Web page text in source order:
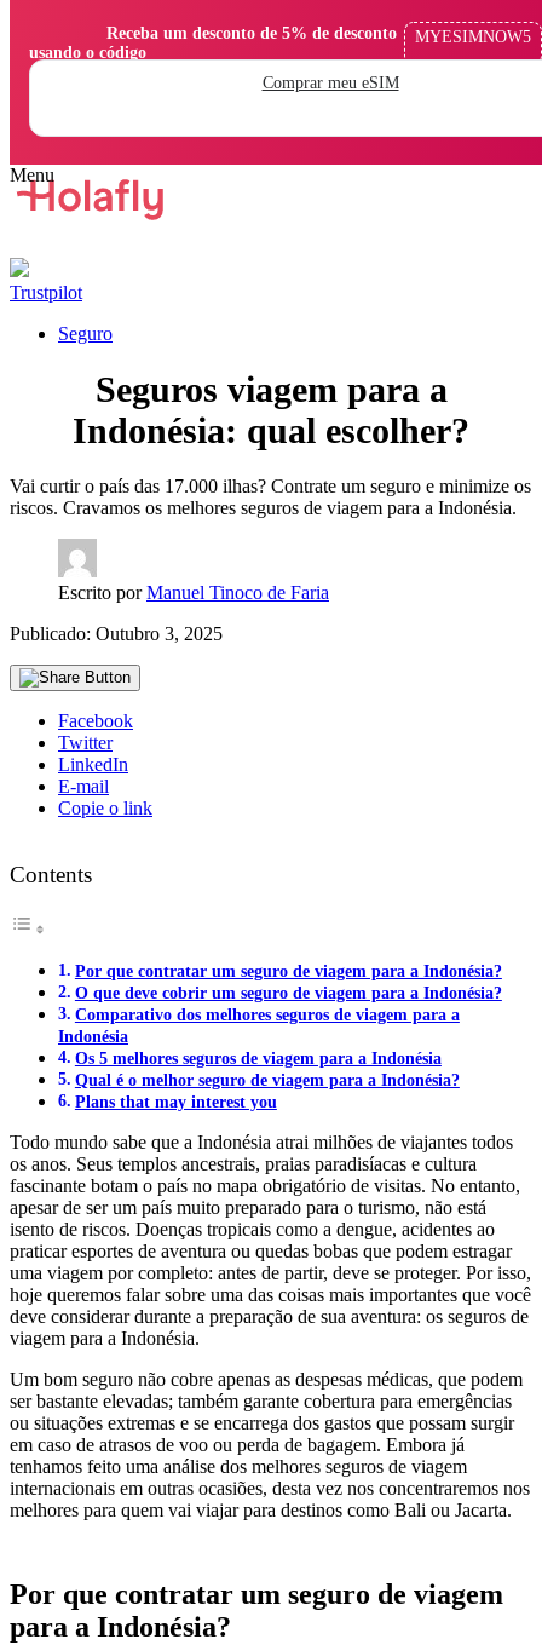
usando o código
MYESIMNOW5
Comprar meu eSIM
Trustpilot
Seguro
Seguros viagem para a
Indonésia: qual escolher?
Vai curtir o país das 17.000 ilhas? Contrate um seguro e minimize os
riscos. Cravamos os melhores seguros de viagem para a Indonésia.
Escrito porManuel Tinoco de Faria
Publicado: Outubro 3, 2025
Facebook
Twitter
LinkedIn
E-mail
Copie o link
Contents
Por que contratar um seguro de viagem para a Indonésia?
O que deve cobrir um seguro de viagem para a Indonésia?
Comparativo dos melhores seguros de viagem para a
Indonésia
Os 5 melhores seguros de viagem para a Indonésia
Qual é o melhor seguro de viagem para a Indonésia?
Plans that may interest you
Todo mundo sabe que a Indonésia atrai milhões de viajantes todos
os anos. Seus templos ancestrais, praias paradisíacas e cultura
fascinante botam o país no mapa obrigatório de visitas. No entanto,
apesar de ser um país muito preparado para o turismo, não está
isento de riscos. Doenças tropicais como a dengue, acidentes ao
praticar esportes de aventura ou quedas bobas que podem estragar
uma viagem por completo: antes de partir, deve se proteger. Por isso,
hoje queremos falar sobre uma das coisas mais importantes que você
deve considerar durante a preparação de sua aventura: os seguros de
viagem para a Indonésia.
Um bom seguro não cobre apenas as despesas médicas, que podem
ser bastante elevadas; também garante cobertura para emergências
ou situações extremas e se encarrega dos gastos que possam surgir
em caso de atrasos de voo ou perda de bagagem. Embora já
tenhamos feito uma análise dos melhores seguros de viagem
internacionais em outras ocasiões, desta vez nos concentraremos nos
melhores para quem vai viajar para destinos como Bali ou Jacarta.
Por que contratar um seguro de viagem
para a Indonésia?